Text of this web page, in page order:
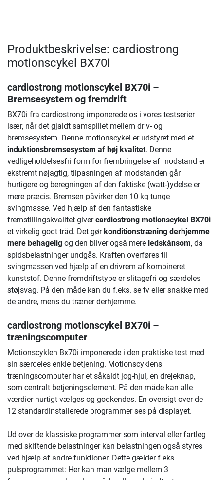
Produktbeskrivelse: cardiostrong
motionscykel BX70i
cardiostrong motionscykel BX70i –
Bremsesystem og fremdrift
BX70i fra cardiostrong imponerede os i vores testserier
især, når det gjaldt samspillet mellem driv- og
bremsesystem. Denne motionscykel er udstyret med et
induktionsbremsesystem af høj kvalitet. Denne
vedligeholdelsesfri form for frembringelse af modstand er
ekstremt nøjagtig, tilpasningen af modstanden går
hurtigere og beregningen af den faktiske (watt-)ydelse er
mere præcis. Bremsen påvirker den 10 kg tunge
svingmasse. Ved hjælp af den fantastiske
fremstillingskvalitet givercardiostrong motionscykel BX70i
et virkelig godt tråd. Det gørkonditionstræning derhjemme
mere behagelig og den bliver også mere ledskånsom, da
spidsbelastninger undgås. Kraften overføres til
svingmassen ved hjælp af en drivrem af kombineret
kunststof. Denne fremdriftstype er slitagefri og særdeles
støjsvag. På den måde kan du f.eks. se tv eller snakke med
de andre, mens du træner derhjemme.
cardiostrong motionscykel BX70i –
træningscomputer
Motionscyklen Bx70i imponerede i den praktiske test med
sin særdeles enkle betjening. Motionscyklens
træningscomputer har et såkaldt jog-hjul, en drejeknap,
som centralt betjeningselement. På den måde kan alle
værdier hurtigt vælges og godkendes. En oversigt over de
12 standardinstallerede programmer ses på displayet.
Ud over de klassiske programmer som interval eller fartleg
med skiftende belastninger kan belastningen også styres
ved hjælp af andre funktioner. Dette gælder f.eks.
pulsprogrammet: Her kan man vælge mellem 3